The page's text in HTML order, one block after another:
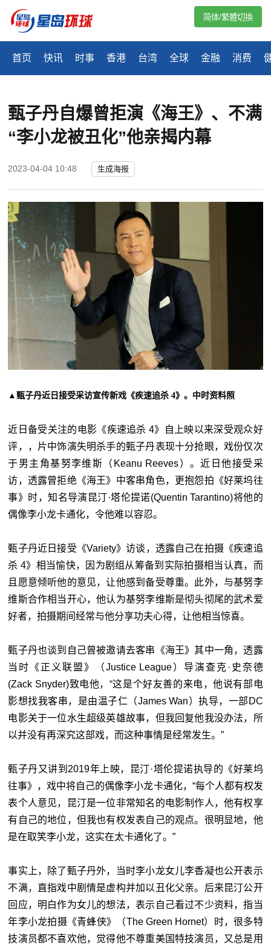
首页 快讯 时事 香港 台湾 全球 金融 消费
简体/繁體切換
甄子丹自爆曾拒演《海王》、不满
“李小龙被丑化”他亲揭内幕
2023-04-04 10:48 生成海报
▲甄子丹近日接受采访宣传新戏《疾速追杀 4》。中时资料照
近日备受关注的电影《疾速追杀 4》自上映以来深受观众好
评，，片中饰演失明杀手的甄子丹表现十分抢眼，戏份仅次
于男主角基努李维斯（Keanu Reeves）。近日他接受采
访，透露曾拒绝《海王》中客串角色，更抱怨拍《好莱坞往
事》时，知名导演昆汀·塔伦提诺(Quentin Tarantino)将他的
偶像李小龙卡通化，令他难以容忍。
甄子丹近日接受《Variety》访谈，透露自己在拍摄《疾速追
杀 4》相当愉快，因为剧组从筹备到实际拍摄相当认真，而
且愿意倾听他的意见，让他感到备受尊重。此外，与基努李
维斯合作相当开心，他认为基努李维斯是彻头彻尾的武术爱
好者，拍摄期间经常与他分享功夫心得，让他相当惊喜。
甄子丹也谈到自己曾被邀请去客串《海王》其中一角，透露
当时《正义联盟》（Justice League）导演查克·史奈德
(Zack Snyder)致电他，“这是个好友善的来电，他说有部电
影想找我客串，是由温子仁（James Wan）执导，一部DC
电影关于一位水生超级英雄故事，但我回复他我没办法，所
以并没有再深究这部戏，而这种事情是经常发生。”
甄子丹又讲到2019年上映，昆汀·塔伦提诺执导的《好莱坞
往事》，戏中将自己的偶像李小龙卡通化，“每个人都有权发
表个人意见，昆汀是一位非常知名的电影制作人，他有权享
有自己的地位，但我也有权发表自己的观点。很明显地，他
是在取笑李小龙，这实在太卡通化了。”
事实上，除了甄子丹外，当时李小龙女儿李香凝也公开表示
不满，直指戏中剧情是虚构并加以丑化父亲。后来昆汀公开
回应，明白作为女儿的想法，表示自己看过不少资料，指当
年李小龙拍摄《青蜂侠》（The Green Hornet）时，很多特
技演员都不喜欢他，觉得他不尊重美国特技演员，又总是用